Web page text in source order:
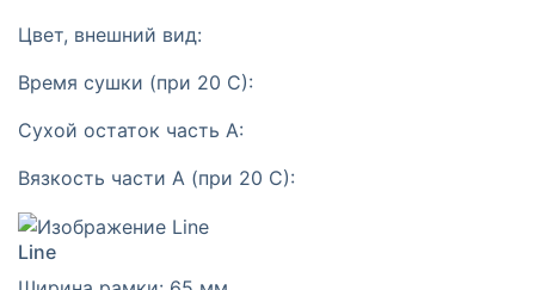
Цвет, внешний вид:
Время сушки (при 20 С):
Сухой остаток часть А:
Вязкость части А (при 20 С):
Line